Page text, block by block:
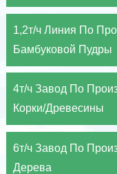
1,2т/ч Линия По
Бамбуковой Пудры
4т/ч Завод По
Корки/Древесины
6т/ч Завод По
Дерева